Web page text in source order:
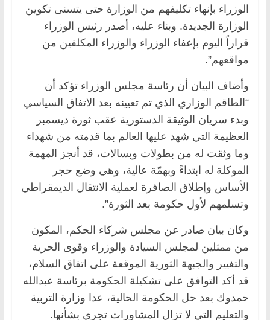
الوزراء بإنهاء تكليفهم من الوزارة حتى يتسنى تكوين
الوزارة الجديدة. وبناء عليه، أصدر رئيس الوزراء
قراراً اليوم بإعفاء الوزراء والوزراء المكلفين من
مواقعهم”.
وأضاف البيان أن رئاسة مجلس الوزراء تؤكد أن
“الطاقم الوزاري الذي تم تعيينه بعد الاتفاق السياسي
وبدء سريان الوثيقة الدستورية عقب ثورة ديسمبر
العظيمة التي شهد عليها العالم بما قدمته من شهداء
وما وثقت له من بطولات وبسالات، قد أنجز المهمة
الموكلة له ابتداءً وبهمّة عالية، وهي وضع حجر
الأساس وإطلاق الصافرة لعملية الانتقال الديمقراطي
وتسلمهم لأول حكومة بعد الثورة”.
وكان بيان صادر عن مجلس شركاء الحكم، المكون
من ممثلين لمجلس السيادة والوزراء وقوى الحرية
والتغيير والجبهة الثورية الموقعة على اتفاق السلام،
قد أكد التوافق على تشكيلة الحكومة برئاسة عبدالله
حمدوك بعد حل الحكومة الحالية، عدا وزارة التربية
والتعليم التي لا تزال المشاورات تجري بشأنها.